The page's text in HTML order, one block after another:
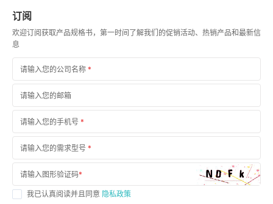
订阅
欢迎订阅获取产品规格书，第一时间了解我们的促销活动、热销产品和最新信
息
请输入您的公司名称 *
请输入您的邮箱
请输入您的手机号 *
请输入您的需求型号 *
请输入图形验证码*
我已认真阅读并且同意 隐私政策